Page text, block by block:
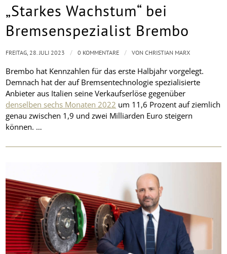
„Starkes Wachstum“ bei
Bremsenspezialist Brembo
Brembo hat Kennzahlen für das erste Halbjahr vorgelegt.
Demnach hat der auf Bremsentechnologie spezialisierte
Anbieter aus Italien seine Verkaufserlöse gegenüber
denselben sechs Monaten 2022 um 11,6 Prozent auf ziemlich
genau zwischen 1,9 und zwei Milliarden Euro steigern
können. …
FREITAG, 28. JULI 2023 / 0 KOMMENTARE / VONCHRISTIAN MARX